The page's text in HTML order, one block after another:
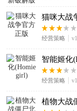
猫咪大战
经营策略
智能姬化
经营策略
植物大战